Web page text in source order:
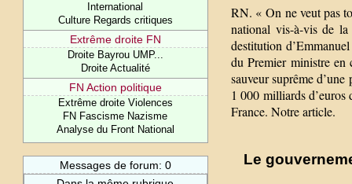
International
Culture Regards critiques
Extrême droite FN
Droite Bayrou UMP...
Droite Actualité
FN Action politique
Extrême droite Violences
FN Fascisme Nazisme
Analyse du Front National
Messages de forum: 0
RN. « On ne veut pas
national vis-à-vis de
destitution
du Premier ministre en
sauveur suprême
1 000 milliards
France. Notre article.
Le